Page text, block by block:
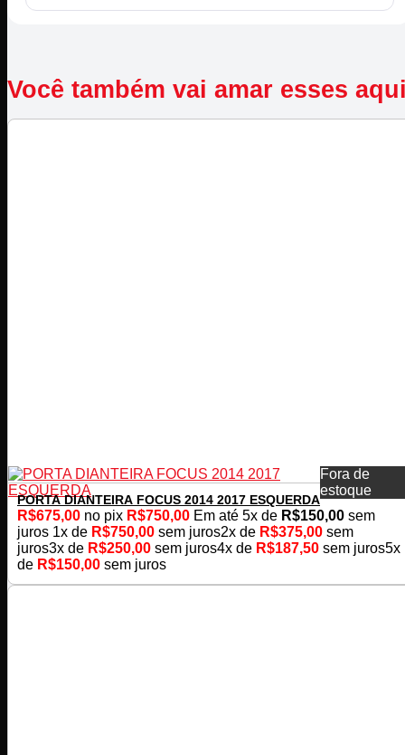
Você também vai amar esses
Fora de
estoque
PORTA DIANTEIRA FOCUS 2014 2017 ESQUERDA
R$675,00 no pix R$750,00 Em até 5x de R$150,00 sem
juros 1x de R$750,00 sem juros2x de R$375,00 sem
juros3x de R$250,00 sem juros4x de R$187,50 sem juros5x
de R$150,00 sem juros